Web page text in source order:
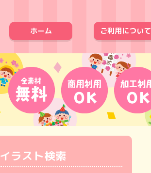
ホーム ご利用について
イラスト検索